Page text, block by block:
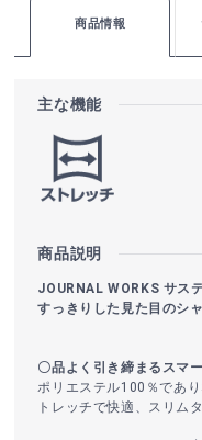
商品情報
主な機能
商品説明
JOURNAL WORKS サス
すっきりした見た目のシ
〇品よく引き締まるスマ
ポリエステル100％であ
トレッチで快適、スリム